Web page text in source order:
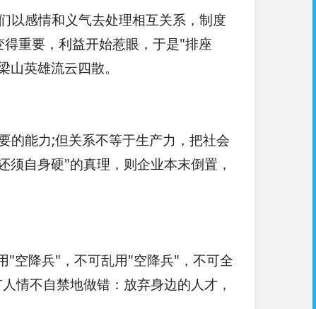
感情和义气去处理相互关系，制度
重要，利益开始惹眼，于是"排座
英雄流云四散。
的能力;但关系不等于生产力，把社会
自身硬"的真理，则企业本末倒置，
"空降兵"，不可乱用"空降兵"，不可全
情不自禁地做错：放弃身边的人才，